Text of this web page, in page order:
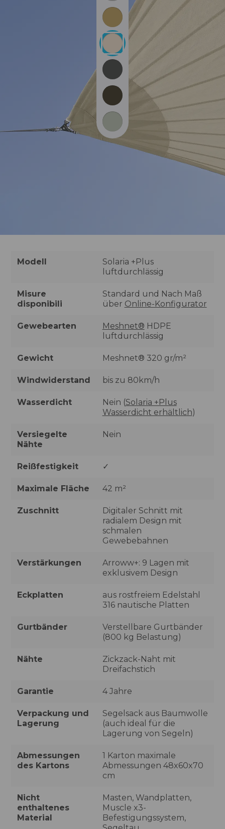
Modell
Solaria +Plus
luftdurchlässig
Misure
disponibili
Standard und Nach Maß
über Online-Konfigurator
Gewebearten Meshnet® HDPE
luftdurchlässig
Gewicht Meshnet® 320 gr/m²
Windwiderstand bis zu 80km/h
Wasserdicht Nein (Solaria +Plus
Wasserdicht erhältlich)
Versiegelte
Nähte
Nein
Reißfestigkeit ✓
Maximale Fläche 42 m²
Zuschnitt
Digitaler Schnitt mit
radialem Design mit
schmalen
Gewebebahnen
Verstärkungen
Arroww+: 9 Lagen mit
exklusivem Design
Eckplatten
aus rostfreiem Edelstahl
316 nautische Platten
Gurtbänder
Verstellbare Gurtbänder
(800 kg Belastung)
Nähte
Zickzack-Naht mit
Dreifachstich
Garantie 4 Jahre
Verpackung und
Lagerung
Segelsack aus Baumwolle
(auch ideal für die
Lagerung von Segeln)
Abmessungen
des Kartons
1 Karton maximale
Abmessungen 48x60x70
cm
Nicht
enthaltenes
Material
Masten, Wandplatten,
Muscle x3-
Befestigungssystem,